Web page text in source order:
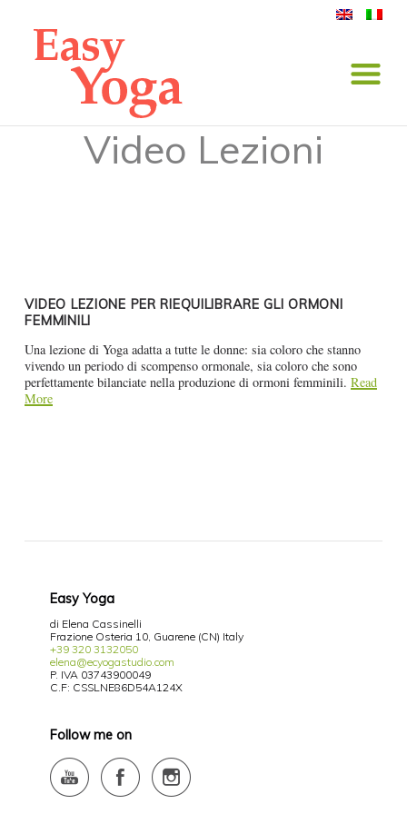
Video Lezioni
VIDEO LEZIONE PER RIEQUILIBRARE GLI ORMONI
FEMMINILI
Una lezione di Yoga adatta a tutte le donne: sia coloro che stanno
vivendo un periodo di scompenso ormonale, sia coloro che sono
perfettamente bilanciate nella produzione di ormoni femminili.Read
More
Easy Yoga
di Elena Cassinelli
Frazione Osteria 10, Guarene (CN) Italy
+39 320 3132050
elena@ecyogastudio.com
P. IVA 03743900049
C.F: CSSLNE86D54A124X
Follow me on